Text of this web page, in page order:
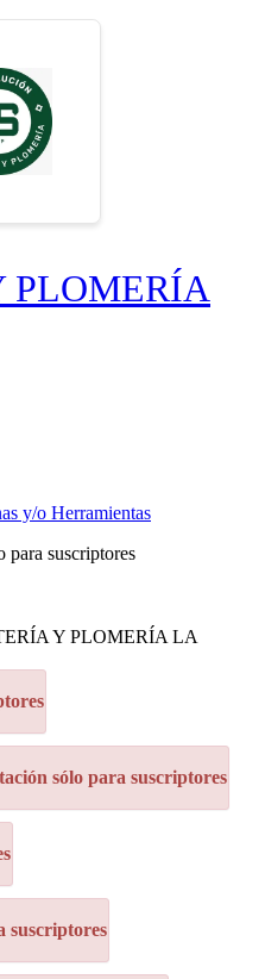
PLOMERÍA
y/o Herramientas
para suscriptores
Y PLOMERÍA LA
sólo para suscriptores
suscriptores